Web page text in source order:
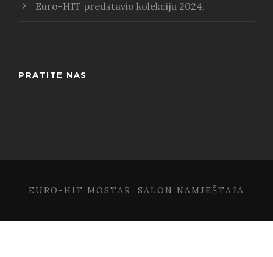
Euro-HIT predstavio kolekciju 2024.
PRATITE NAS
EURO-HIT MOSTAR, SALON NAMJEŠTAJA